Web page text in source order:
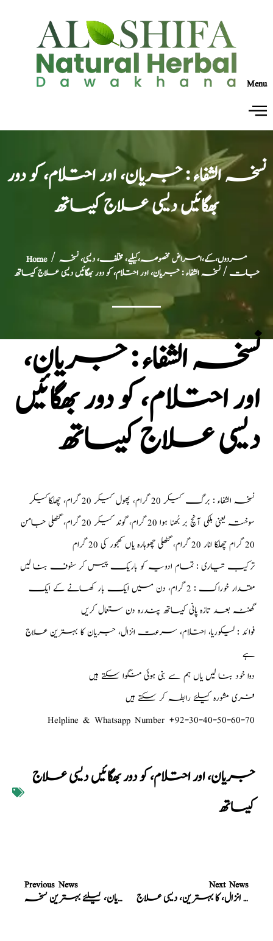
Menu
نسخہ الشفاء : جریان، اور احتلام، کو دور
بھگائیں دیسی علاج کیساتھ
Home/ مردوں،کے،امراض مخصوصہ،کیلیے، مختلف، دیسی، نسخہ
جات / نسخہ الشفاء : جریان، اور احتلام، کو دور بھگائیں دیسی علاج کیساتھ
نسخہ الشفاء : جریان،
اور احتلام، کو دور بھگائیں
دیسی علاج کیساتھ
نسخہ الشفاء : برگ کیکر 20 گرام، پھول کیکر 20 گرام، چھلکاکیکر
سوختہ یعنی ہلکی آنچ بر بُھنا ہوا 20 گرام، گوند کیکر 20 گرام، گٹھلی جامن
20 گرام چھلکا انار 20 گرام، گٹھلی چھوہارہ یاں کھجور کی 20 گرام
ترکیب تیاری : تمام ادویہ کو باریک پیس کر سفوف بنا لیں
مقدار خوراک : 2 گرام، دن میں ایک بار کھانے کے ایک
گھنٹہ بعد تازہ پانی کیساتھ پندرہ دن ستعمال کریں
فوائد : لیکوریا، احتلام، سرعت انزال، جریان کا بہترین علاج
ہے
دوا خود بنا لیں یاں ہم سے بنی ہوئی منگوا سکتے ہیں
فری مشورہ کیلئے رابطہ کر سکتے ہیں
Helpline & Whatsapp Number +92-30-40-50-60-70
جریان، اور احتلام، کو دور بھگائیں دیسی علاج
کیساتھ
Previous News
نسخہ الشفاء : دافع سرعت، سرعت انزال، احتلام، مردانہ کمزوری، جریان، کیلئے بہترین نسخہ
Next News
نسخہ الشفاء : سرعت انزال، کا بہترین، دیسی علاج